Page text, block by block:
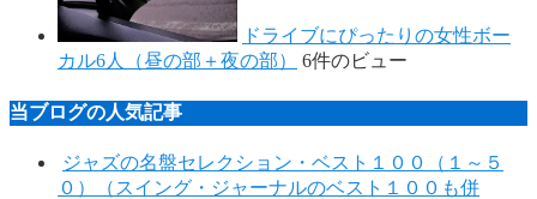
ドライブにぴったりの女性ボー
カル6人（昼の部＋夜の部）
6件のビュー
当ブログの人気記事
ジャズの名盤セレクション・ベスト１００（１～５
０）（スイング・ジャーナルのベスト１００も併